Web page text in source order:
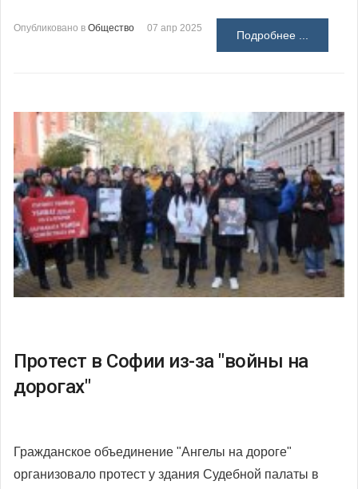
Опубликовано в Общество 07 апр 2025
Подробнее ...
Протест в Софии из-за "войны на
дорогах"
Гражданское объединение "Ангелы на дороге"
организовало протест у здания Судебной палаты в